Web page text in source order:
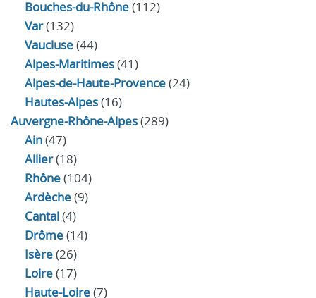
Bouches-du-Rhône(112)
Var(132)
Vaucluse(44)
Alpes-Maritimes(41)
Alpes-de-Haute-Provence(24)
Hautes-Alpes(16)
Auvergne-Rhône-Alpes(289)
Ain(47)
Allier(18)
Rhône(104)
Ardèche(9)
Cantal(4)
Drôme(14)
Isère(26)
Loire(17)
Haute-Loire(7)